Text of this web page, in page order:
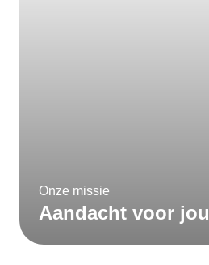
Onze missie
Aandacht voor jou